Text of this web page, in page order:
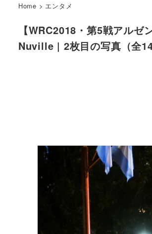
Home > エンタメ
【WRC2018・第5戦アル
Nuville | 2枚目の写真（全14